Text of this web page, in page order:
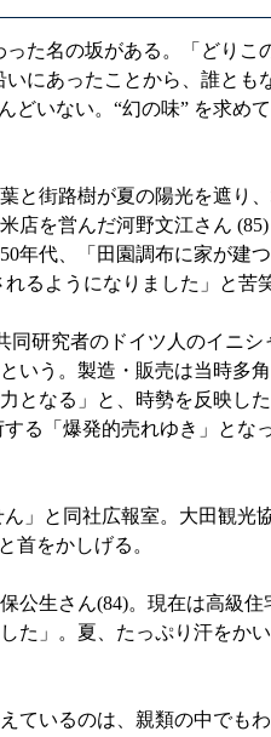
た名の坂がある。「どりこ
にあったことから、誰とも
いない。“幻の味” を求め
街路樹が夏の陽光を遮り、
店を営んだ河野文江さん
年代、「田園調布に家が建
るようになりました」と苦
同研究者のドイツ人のイニシ
いう。製造・販売は当時多角
となる」と、時勢を反映した
る「爆発的売れゆき」とな
」と同社広報室。大田観光
首をかしげる。
生さん(84)。現在は高級住
た」。夏、たっぷり汗をか
ているのは、親類の中でも